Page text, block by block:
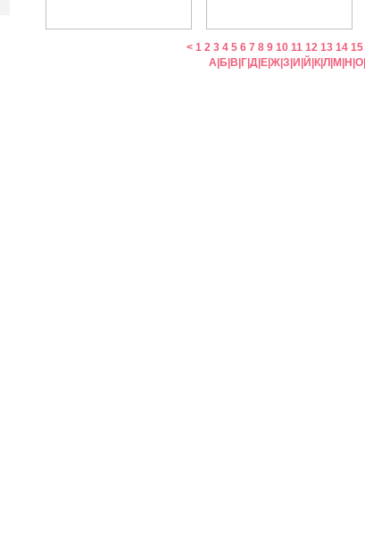
< 1 2 3 4 5 6 7 8 9 10 11 12 13 14 15
А Б В Г Д Е Ж З И Й К Л М Н О